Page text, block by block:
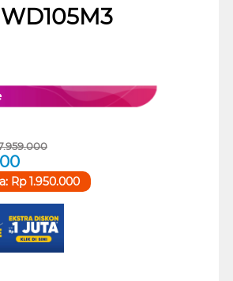
Rp1.950.000